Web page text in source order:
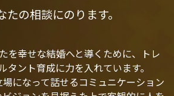
たの相談にのります。
を幸せな結婚へと導くために、トレ
タント育成に力を入れています。
になって話せるコミュニケーション